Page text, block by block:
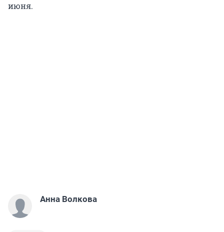
июня.
Анна Волкова